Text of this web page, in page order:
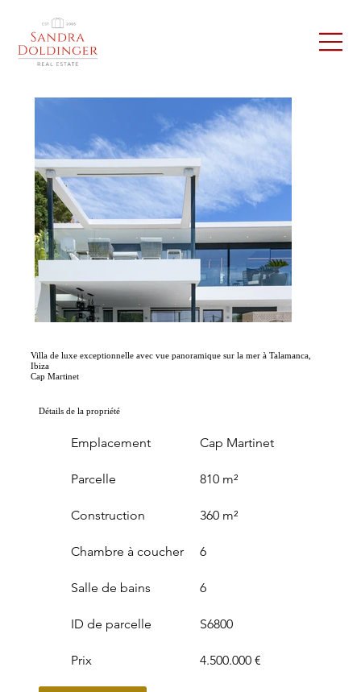
Villa de luxe exceptionnelle avec vue panoramique sur la mer à Talamanca,
Ibiza
Cap Martinet
Détails de la propriété
Emplacement
Parcelle
Construction
Cap Martinet
810 m²
360 m²
Chambre à coucher
Salle de bains
6
6
ID de parcelle
Prix
S6800
4.500.000 €